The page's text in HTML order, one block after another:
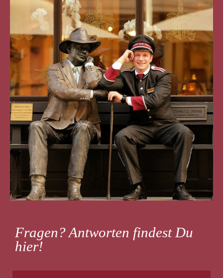
Fragen? Antworten findest Du
hier!